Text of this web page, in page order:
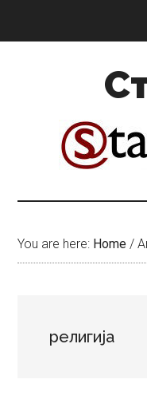
You are here: Home /
религија